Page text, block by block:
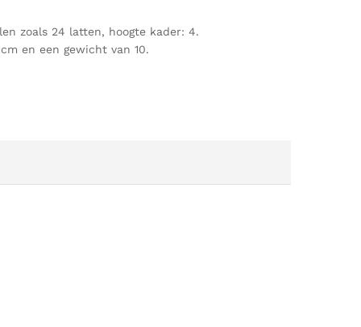
zoals 24 latten, hoogte kader: 4.
en een gewicht van 10.